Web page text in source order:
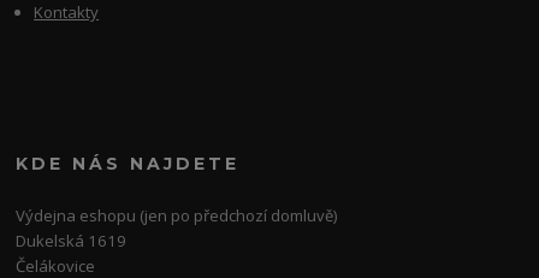
Kontakty
KDE NÁS NAJDETE
Výdejna eshopu (jen po předchozí domluvě)
Dukelská 1619
Čelákovice